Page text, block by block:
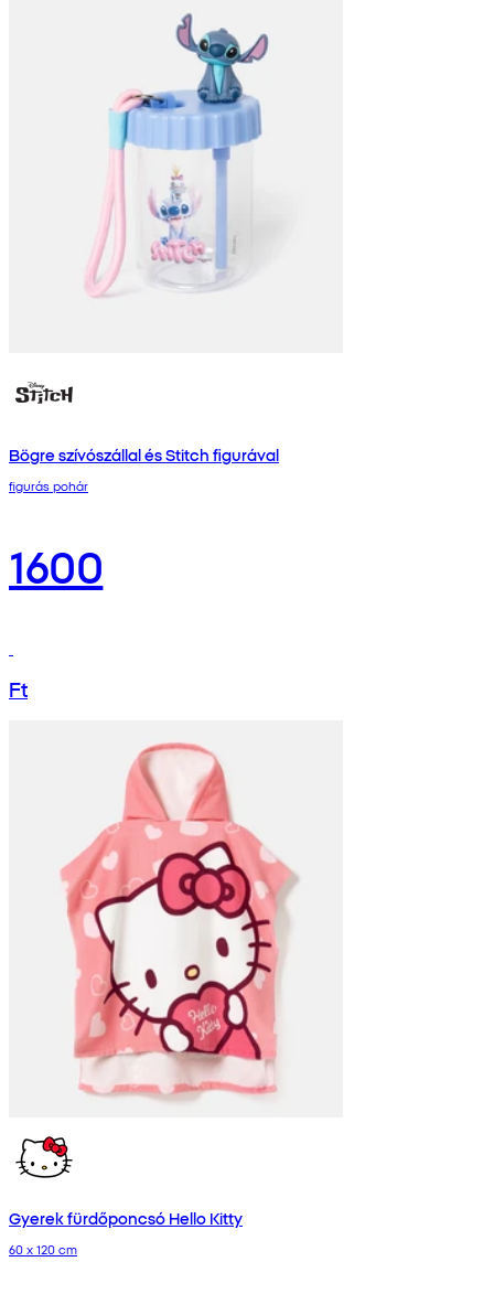
Bögre szívószállal és Stitch figurával
figurás pohár
1600
Ft
Gyerek fürdőponcsó Hello Kitty
60 x 120 cm